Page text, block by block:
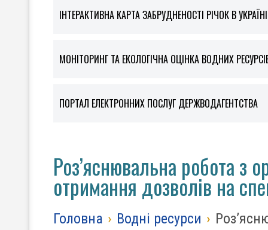
ІНТЕРАКТИВНА КАРТА ЗАБРУДНЕНОСТІ РІЧОК В УКРАЇНІ
МОНІТОРИНГ ТА ЕКОЛОГІЧНА ОЦІНКА ВОДНИХ
ПОРТАЛ ЕЛЕКТРОННИХ ПОСЛУГ ДЕРЖВОДАГЕНТСТВА
Роз’яснювальна робота з
отримання дозволів на
Головна › Водні ресурси ›